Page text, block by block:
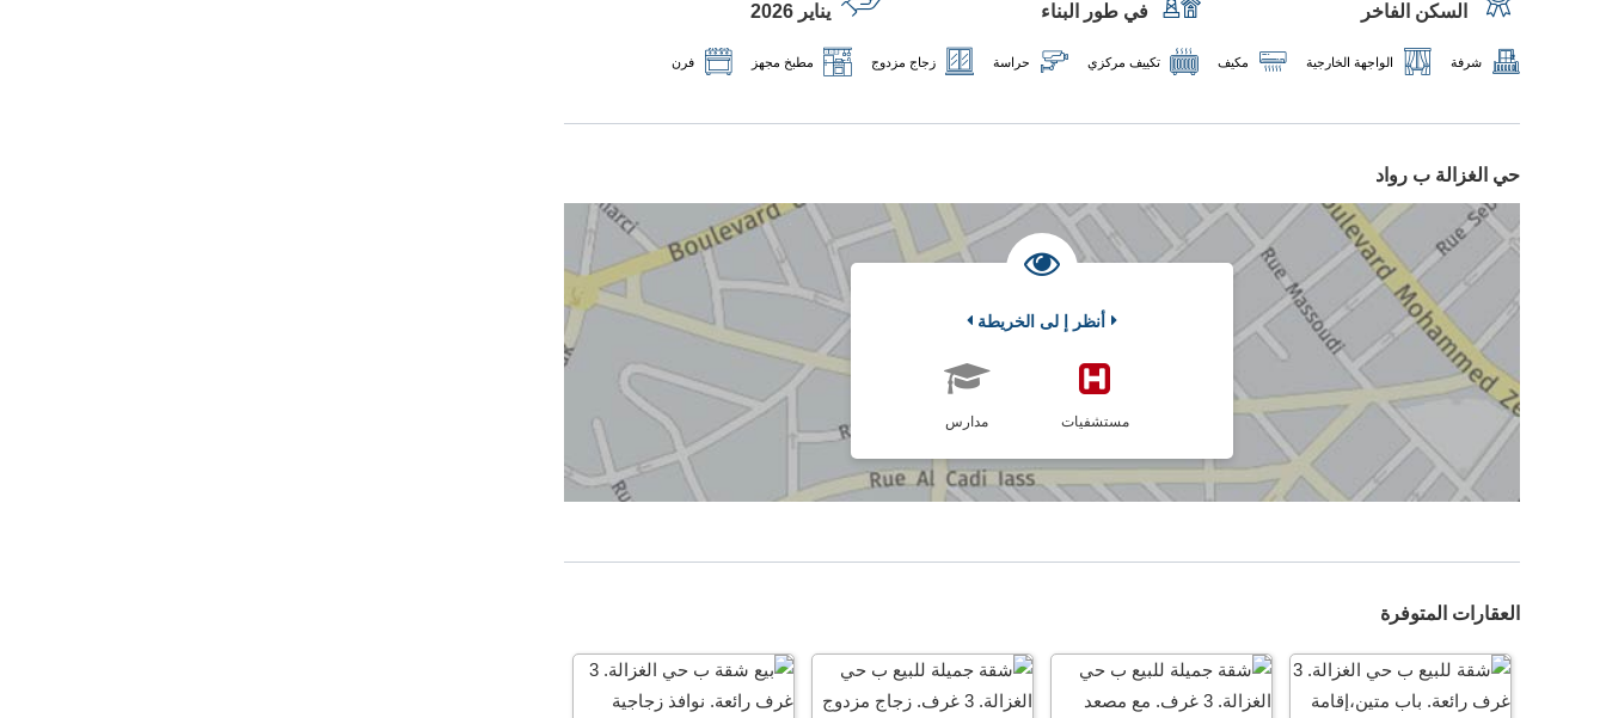
السكن الفاخر في طور البناء يناير 2026
شرفة الواجهة الخارجية مكيف تكييف مركزي حراسة زجاج مزدوج مطبخ مجهز فرن
حي الغزالة ب رواد
أنظر إ لى الخريطة
مدارس مستشفيات
العقارات المتوفرة